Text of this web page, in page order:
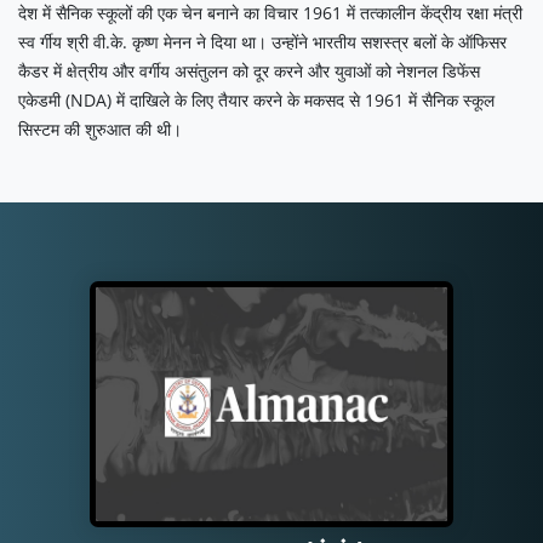
देश में सैनिक स्कूलों की एक चेन बनाने का विचार 1961 में तत्कालीन केंद्रीय रक्षा मंत्री
स्व र्गीय श्री वी.के. कृष्ण मेनन ने दिया था। उन्होंने भारतीय सशस्त्र बलों के ऑफिसर
कैडर में क्षेत्रीय और वर्गीय असंतुलन को दूर करने और युवाओं को नेशनल डिफेंस
एकेडमी (NDA) में दाखिले के लिए तैयार करने के मकसद से 1961 में सैनिक स्कूल
सिस्टम की शुरुआत की थी।